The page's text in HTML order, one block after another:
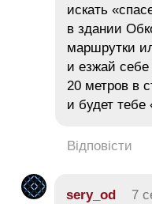
искать
в здании
маршрутки
и езжай
20 метров в
и будет тебе
Відповісти
sery_od 7